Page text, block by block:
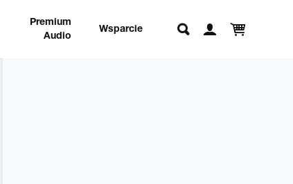
Premium
Audio
Wsparcie